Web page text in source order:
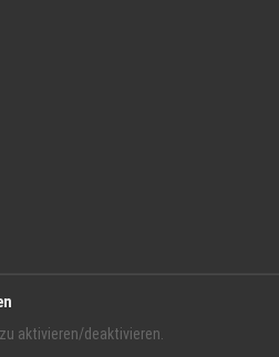
aktivieren/deaktivieren.